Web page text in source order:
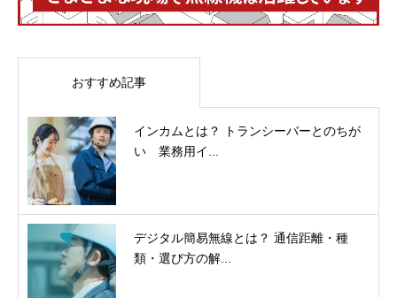
おすすめ記事
インカムとは？ トランシーバーとのちが
い 業務用イ...
デジタル簡易無線とは？ 通信距離・種
類・選び方の解...